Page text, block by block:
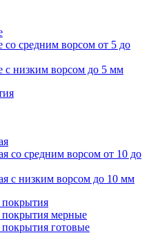
средним ворсом от 5 до
низким ворсом до 5 мм
со средним ворсом от 10 до
с низким ворсом до 10 мм
покрытия
покрытия мерные
готовые